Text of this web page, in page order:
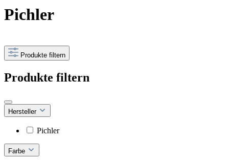
Pichler
Produkte filtern
Produkte filtern
Hersteller
Pichler
Farbe